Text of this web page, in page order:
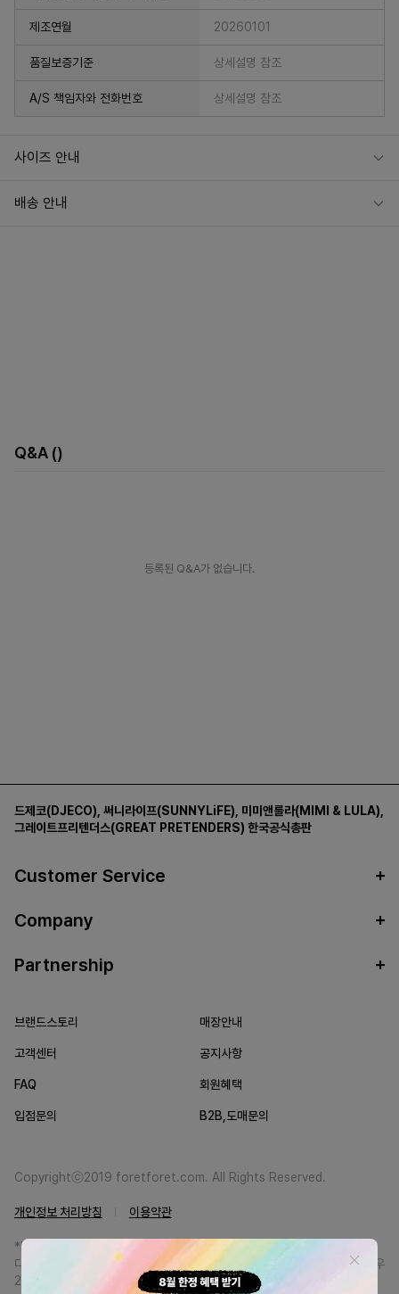
제조연월 20260101
품질보증기준 상세설명 참조
A/S 책임자와 전화번호 상세설명 참조
사이즈 안내
배송 안내
Q&A ()
등록된 Q&A가 없습니다.
드제코(DJECO) 써니라이프(SUNNYLiFE) 미미앤룰라(MIMI & LULA)
그레이트프리텐더스(GREAT PRETENDERS) 한국공식총판
Customer Service
Company
Partnership
브랜드스토리 매장안내
고객센터 공지사항
FAQ 회원혜택
입점문의 B2B,도매문의
Copyrightⓒ2019 foretforet.com. All Rights Reserved.
개인정보 처리방침 이용약관
*FORETFORET에서는 브랜드 본사와의 직거래를 통한 정품만을 취급합니
다. 일부 병행상품의 경우 정품인증서를 발급받고 있습니다. 정품이 아닐 경우
200% 환불해드립니다.